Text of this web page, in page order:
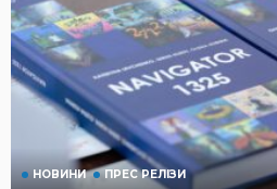
НОВИНИ ПРЕС РЕЛІЗИ